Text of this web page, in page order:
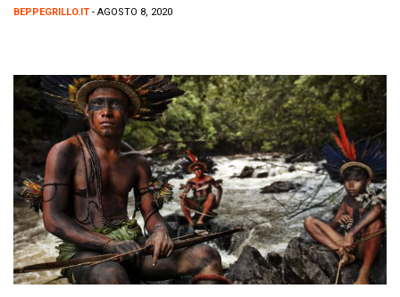
BEPPEGRILLO.IT - AGOSTO 8, 2020